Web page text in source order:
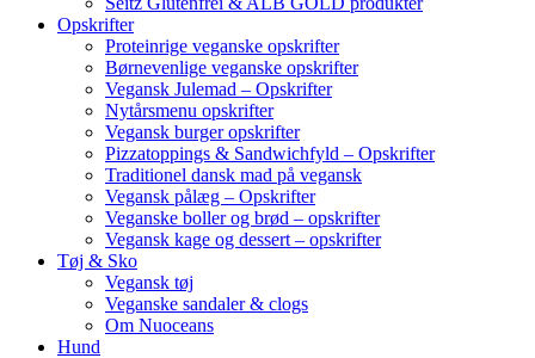
Opskrifter
Proteinrige veganske opskrifter
Børnevenlige veganske opskrifter
Vegansk Julemad – Opskrifter
Nytårsmenu opskrifter
Vegansk burger opskrifter
Pizzatoppings & Sandwichfyld – Opskrifter
Traditionel dansk mad på vegansk
Vegansk pålæg – Opskrifter
Veganske boller og brød – opskrifter
Vegansk kage og dessert – opskrifter
Tøj & Sko
Vegansk tøj
Veganske sandaler & clogs
Om Nuoceans
Hund